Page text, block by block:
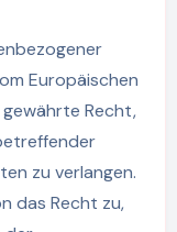
Europäischen
Recht,
zu verlangen.
das Recht zu,